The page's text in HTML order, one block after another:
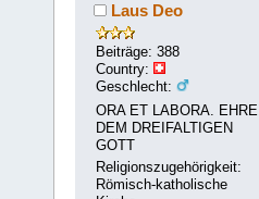
Laus Deo
Beiträge: 388
Country:
Geschlecht:
ORA ET LABORA. EHRE
DEM DREIFALTIGEN
GOTT
Religionszugehörigkeit:
Römisch-katholische